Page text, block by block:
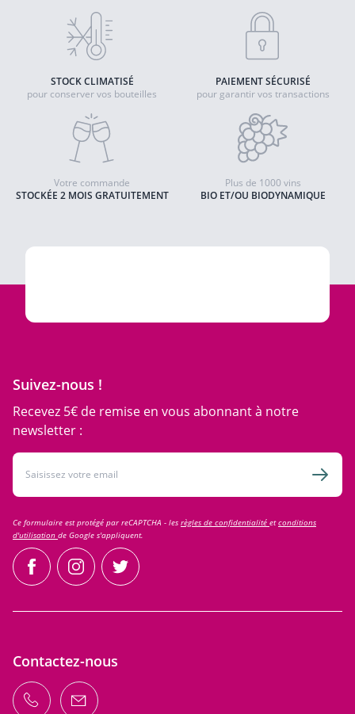
STOCK CLIMATISÉ
pour conserver vos bouteilles
PAIEMENT SÉCURISÉ
pour garantir vos transactions
STOCKÉE 2 MOIS GRATUITEMENT
Votre commande
BIO ET/OU BIODYNAMIQUE
Plus de 1000 vins
Suivez-nous !
Recevez 5€ de remise en vous abonnant à notre
newsletter :
Adresse email
Ce formulaire est protégé par reCAPTCHA - les règles de confidentialité etconditions
d'utilisation de Google s'appliquent.
facebookinstagramtwitter
Contactez-nous